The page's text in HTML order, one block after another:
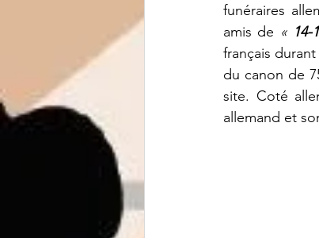
funéraires
amis de «
français
du canon de
site. Coté
allemand et